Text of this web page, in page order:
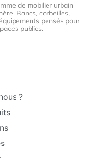
de mobilier urbain
Bancs, corbeilles,
pensés pour
publics.
?